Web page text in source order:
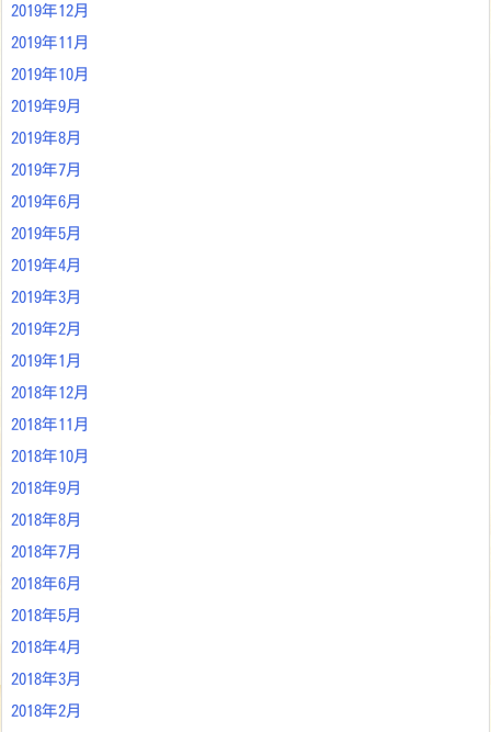
2019年12月
2019年11月
2019年10月
2019年9月
2019年8月
2019年7月
2019年6月
2019年5月
2019年4月
2019年3月
2019年2月
2019年1月
2018年12月
2018年11月
2018年10月
2018年9月
2018年8月
2018年7月
2018年6月
2018年5月
2018年4月
2018年3月
2018年2月